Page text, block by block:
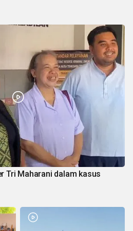
Tri Maharani dalam kasus